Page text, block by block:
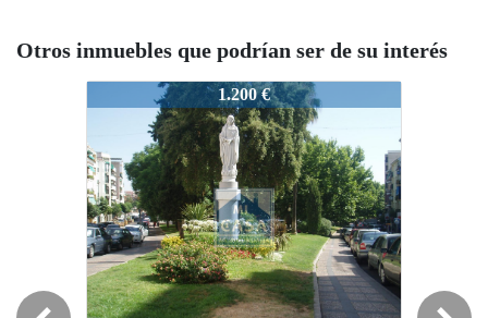
Otros inmuebles que podrían ser de su interés
3677-LOCALCENTRO
1.200 €